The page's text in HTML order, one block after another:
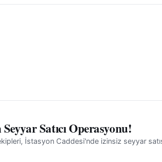
Satıcı Operasyonu!
İstasyon Caddesi'nde izinsiz seyyar